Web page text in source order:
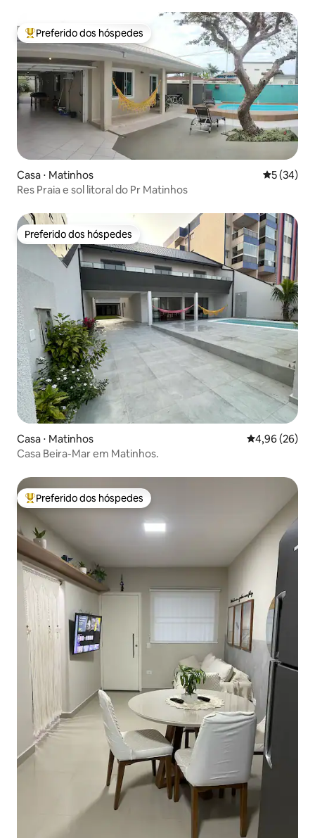
Entre os melhores preferidos dos hóspedes
Preferido dos hóspedes
Casa ⋅ Matinhos 5 de uma
5 (34)
Res Praia e sol litoral do Pr Matinhos
Preferido dos hóspedes
Preferido dos hóspedes
Casa ⋅ Matinhos 4,96 de uma
4,96 (26)
Casa Beira-Mar em Matinhos.
Entre os melhores preferidos dos hóspedes
Preferido dos hóspedes